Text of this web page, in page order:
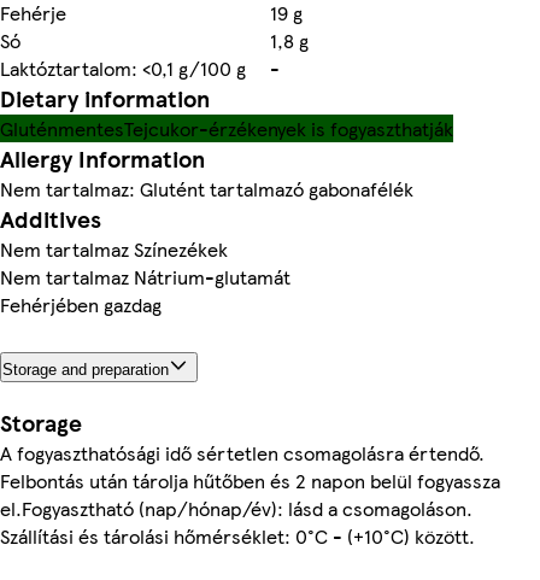
Fehérje
19 g
Só
1,8 g
Laktóztartalom: <0,1 g/100 g
-
Dietary information
GluténmentesTejcukor-érzékenyek is fogyaszthatják
Allergy Information
Nem tartalmaz: Glutént tartalmazó gabonafélék
Additives
Nem tartalmaz Színezékek
Nem tartalmaz Nátrium-glutamát
Fehérjében gazdag
Storage and preparation
Storage
A fogyaszthatósági idő sértetlen csomagolásra értendő.
Felbontás után tárolja hűtőben és 2 napon belül fogyassza
el.Fogyasztható (nap/hónap/év): lásd a csomagoláson.
Szállítási és tárolási hőmérséklet: 0°C - (+10°C) között.